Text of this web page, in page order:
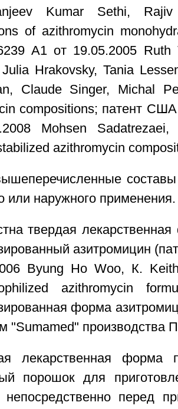
Kumar Sethi,
of azithromycin
А1 от 19.05.2005 Ruth
Hrakovsky, Tania
Claude Singer, Michal
compositions; патент
Mohsen
azithromycin
или наружного применения.
твердая
азитромицин
Byung Ho Woo, К.
azithromycin
форма
"Sumamed" производства
лекарственная форма
порошок для
непосредственно перед